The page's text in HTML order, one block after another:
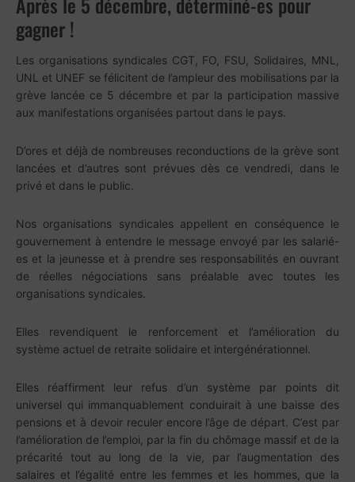
gagner !
Les organisations syndicales CGT, FO, FSU, Solidaires, MNL,
UNL et UNEF se félicitent de l’ampleur des mobilisations par la
grève lancée ce 5 décembre et par la participation massive
aux manifestations organisées partout dans le pays.
D’ores et déjà de nombreuses reconductions de la grève sont
lancées et d’autres sont prévues dès ce vendredi, dans le
privé et dans le public.
Nos organisations syndicales appellent en conséquence le
gouvernement à entendre le message envoyé par les salarié-
es et la jeunesse et à prendre ses responsabilités en ouvrant
de réelles négociations sans préalable avec toutes les
organisations syndicales.
Elles revendiquent le renforcement et l’amélioration du
système actuel de retraite solidaire et intergénérationnel.
Elles réaffirment leur refus d’un système par points dit
universel qui immanquablement conduirait à une baisse des
pensions et à devoir reculer encore l’âge de départ. C’est par
l’amélioration de l’emploi, par la fin du chômage massif et de la
précarité tout au long de la vie, par l’augmentation des
salaires et l’égalité entre les femmes et les hommes, que la